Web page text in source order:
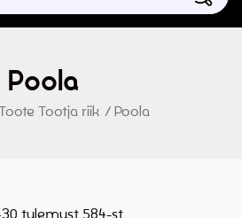
Poola
Tootja riik / Poola